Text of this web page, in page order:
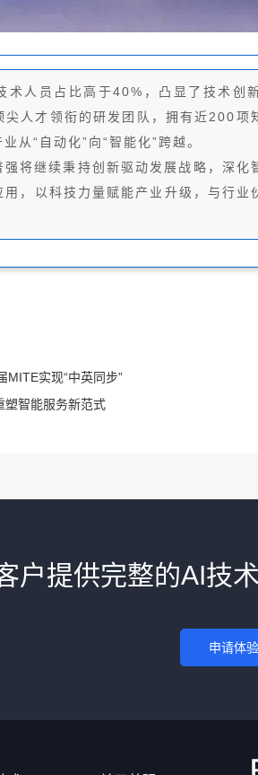
术人员占比高于40%，凸显了技术创
人才领衔的研发团队，拥有近200项
从“自动化”向“智能化”跨越。
将继续秉持创新驱动发展战略，深化
，以科技力量赋能产业升级，与行业
MITE实现“中英同步”
塑智能服务新范式
户提供完整的AI技
申请体验